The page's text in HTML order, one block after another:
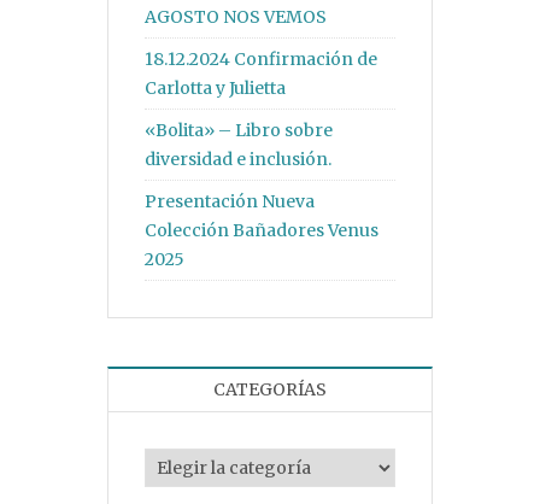
AGOSTO NOS VEMOS
18.12.2024 Confirmación de
Carlotta y Julietta
«Bolita» – Libro sobre
diversidad e inclusión.
Presentación Nueva
Colección Bañadores Venus
2025
CATEGORÍAS
Categorías